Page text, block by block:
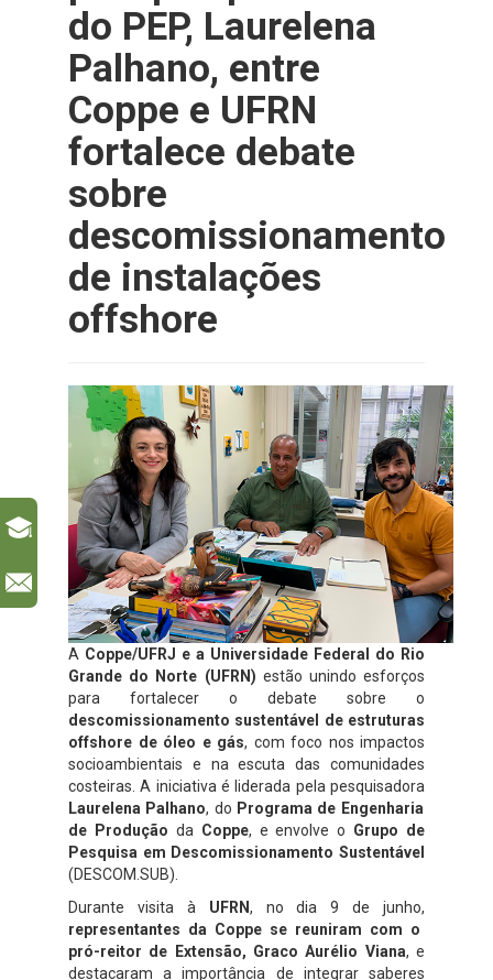
do PEP, Laurelena
Palhano, entre
Coppe e UFRN
fortalece debate
sobre
descomissionamento
de instalações
offshore
A Coppe/UFRJ e a Universidade Federal do Rio
Grande do Norte (UFRN) estão unindo esforços
para fortalecer o debate sobre o
descomissionamento sustentável de estruturas
offshore de óleo e gás, com foco nos impactos
socioambientais e na escuta das comunidades
costeiras. A iniciativa é liderada pela pesquisadora
Laurelena Palhano, do Programa de Engenharia
de Produção da Coppe, e envolve o Grupo de
Pesquisa em Descomissionamento Sustentável
(DESCOM.SUB).
Durante visita à UFRN, no dia 9 de junho,
representantes da Coppe se reuniram com o
pró-reitor de Extensão, Graco Aurélio Viana, e
destacaram a importância de integrar saberes